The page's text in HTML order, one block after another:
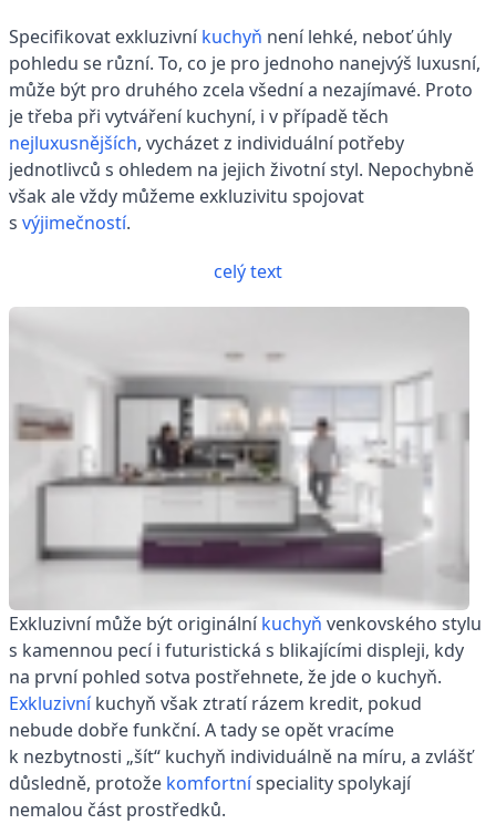
Specifikovat exkluzivníkuchyň není lehké, neboť úhly
pohledu se různí. To, co je pro jednoho nanejvýš luxusní,
může být pro druhého zcela všední a nezajímavé. Proto
je třeba při vytváření kuchyní, i v případě těch
nejluxusnějších, vycházet z individuální potřeby
jednotlivců s ohledem na jejich životní styl. Nepochybně
však ale vždy můžeme exkluzivitu spojovat
s výjimečností.
celý text
Exkluzivní může být originálníkuchyň venkovského stylu
s kamennou pecí i futuristická s blikajícími displeji, kdy
na první pohled sotva postřehnete, že jde o kuchyň.
Exkluzivníkuchyň však ztratí rázem kredit, pokud
nebude dobře funkční. A tady se opět vracíme
k nezbytnosti „šít“ kuchyň individuálně na míru, a zvlášť
důsledně, protože komfortníspeciality spolykají
nemalou část prostředků.